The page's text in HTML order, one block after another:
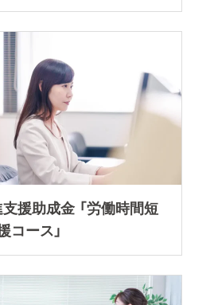
援助成金 「労働時間短
コース」
援助成金 「労働時間短縮・
読む